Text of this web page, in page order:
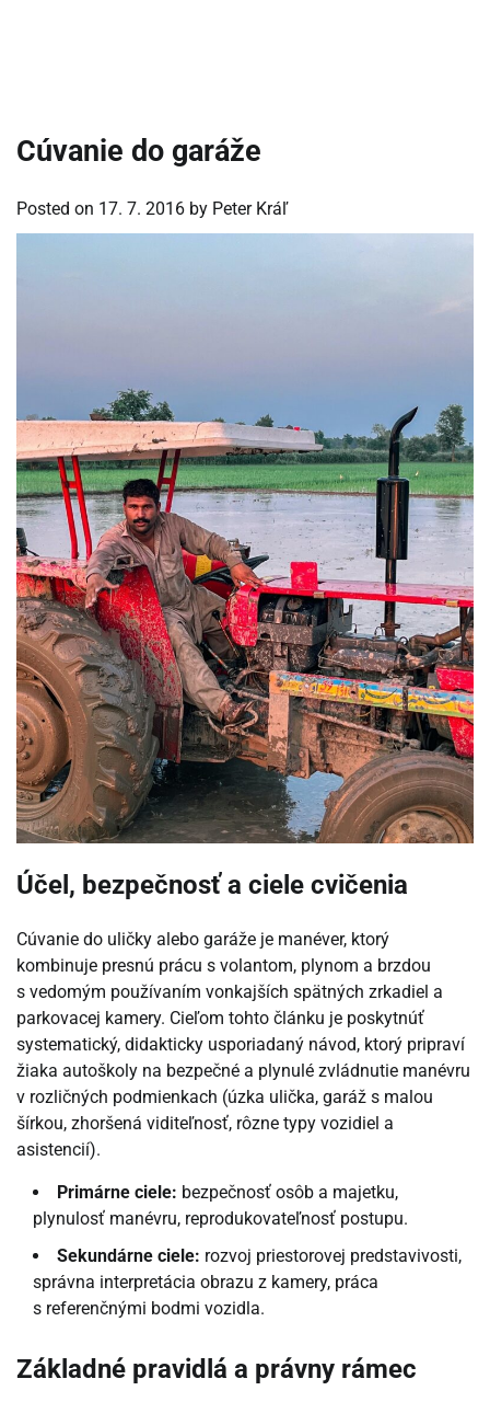
Cúvanie do garáže
Posted on 17. 7. 2016 by Peter Kráľ
Účel, bezpečnosť a ciele cvičenia
Cúvanie do uličky alebo garáže je manéver, ktorý
kombinuje presnú prácu s volantom, plynom a brzdou
s vedomým používaním vonkajších spätných zrkadiel a
parkovacej kamery. Cieľom tohto článku je poskytnúť
systematický, didakticky usporiadaný návod, ktorý pripraví
žiaka autoškoly na bezpečné a plynulé zvládnutie manévru
v rozličných podmienkach (úzka ulička, garáž s malou
šírkou, zhoršená viditeľnosť, rôzne typy vozidiel a
asistencií).
Primárne ciele: bezpečnosť osôb a majetku,
plynulosť manévru, reprodukovateľnosť postupu.
Sekundárne ciele: rozvoj priestorovej predstavivosti,
správna interpretácia obrazu z kamery, práca
s referenčnými bodmi vozidla.
Základné pravidlá a právny rámec